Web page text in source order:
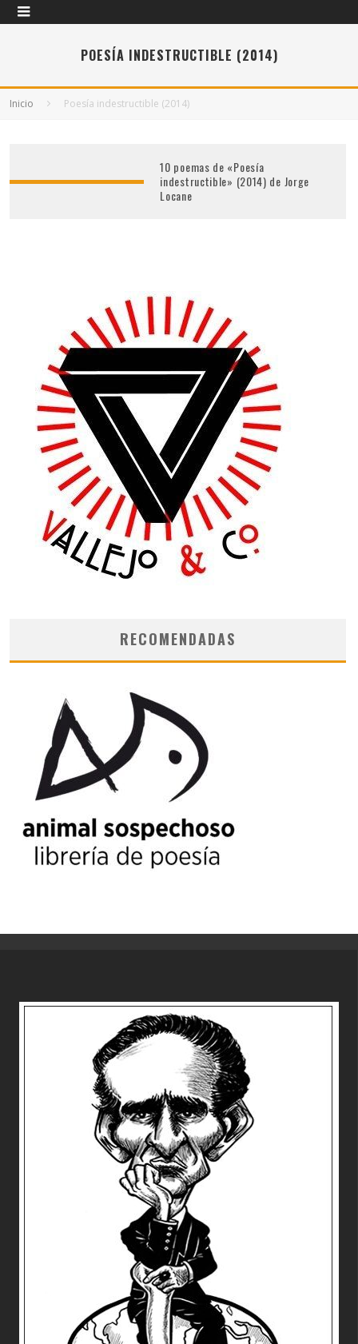
POESÍA INDESTRUCTIBLE (2014)
Inicio Poesía indestructible (2014)
10 poemas de «Poesía
indestructible» (2014) de Jorge
Locane
RECOMENDADAS